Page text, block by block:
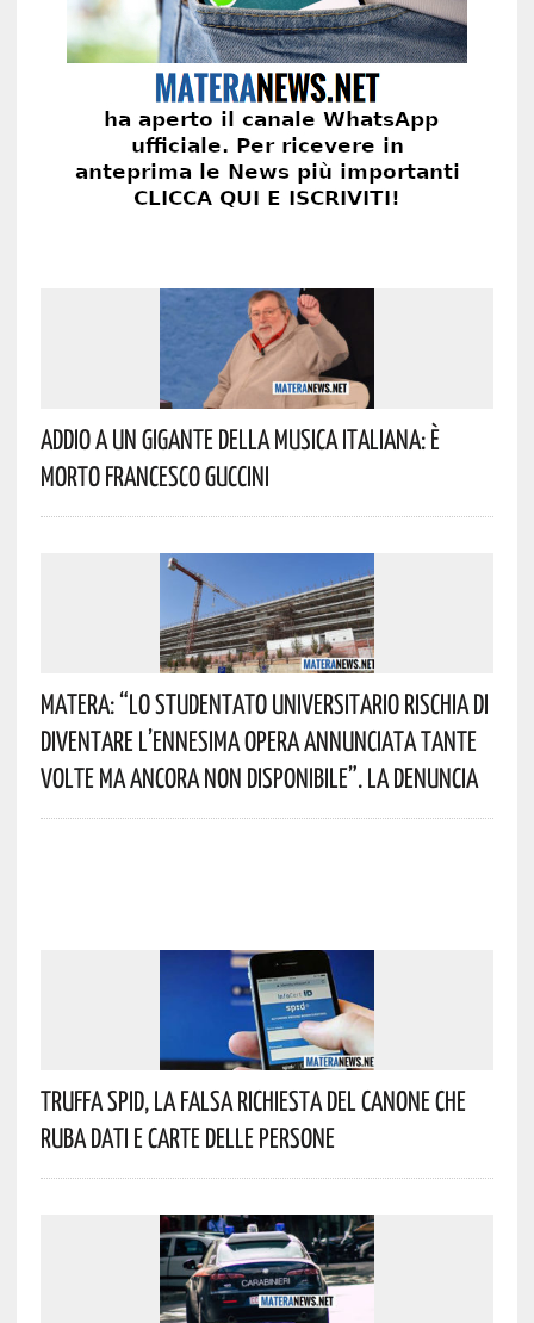
Addio A Un Gigante Della Musica Italiana: È
Morto Francesco Guccini
Matera: “Lo Studentato Universitario Rischia Di
Diventare L’ennesima Opera Annunciata Tante
Volte Ma Ancora Non Disponibile”. La Denuncia
Truffa Spid, La Falsa Richiesta Del Canone Che
Ruba Dati E Carte Delle Persone